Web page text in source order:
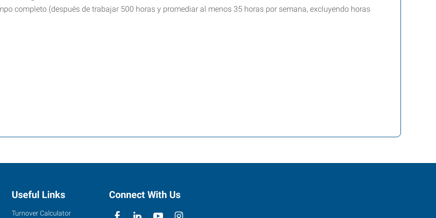
completo (después de trabajar 500 horas y promediar al menos 35 horas por semana, excluyendo horas
Useful Links
Turnover Calculator
Connect With Us